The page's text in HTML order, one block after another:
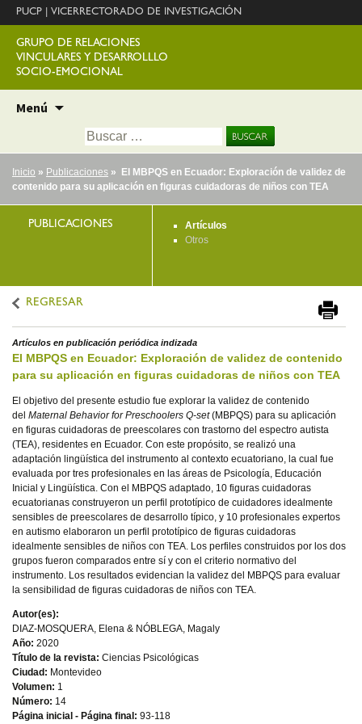
PUCP VICERRECTORADO DE INVESTIGACIÓN
GRUPO DE RELACIONES
VINCULARES Y DESARROLLLO
SOCIO-EMOCIONAL
Menú
contenido
Buscar:
Inicio » Publicaciones » El MBPQS en Ecuador: Exploración de validez de
contenido para su aplicación en figuras cuidadoras de niños con TEA
PUBLICACIONES
Artículos
Otros
REGRESAR
Artículos en publicación periódica indizada
El MBPQS en Ecuador: Exploración de validez de contenido
para su aplicación en figuras cuidadoras de niños con TEA
El objetivo del presente estudio fue explorar la validez de contenido
del Maternal Behavior for Preschoolers Q-set(MBPQS) para su aplicación
en figuras cuidadoras de preescolares con trastorno del espectro autista
(TEA), residentes en Ecuador. Con este propósito, se realizó una
adaptación lingüística del instrumento al contexto ecuatoriano, la cual fue
evaluada por tres profesionales en las áreas de Psicología, Educación
Inicial y Lingüística. Con el MBPQS adaptado, 10 figuras cuidadoras
ecuatorianas construyeron un perfil prototípico de cuidadores idealmente
sensibles de preescolares de desarrollo típico, y 10 profesionales expertos
en autismo elaboraron un perfil prototípico de figuras cuidadoras
idealmente sensibles de niños con TEA. Los perfiles construidos por los dos
grupos fueron comparados entre sí y con el criterio normativo del
instrumento. Los resultados evidencian la validez del MBPQS para evaluar
la sensibilidad de figuras cuidadoras de niños con TEA.
Autor(es):
DIAZ-MOSQUERA, Elena & NÓBLEGA, Magaly
Año: 2020
Título de la revista: Ciencias Psicológicas
Ciudad: Montevideo
Volumen: 1
Número: 14
Página inicial - Página final: 93-118